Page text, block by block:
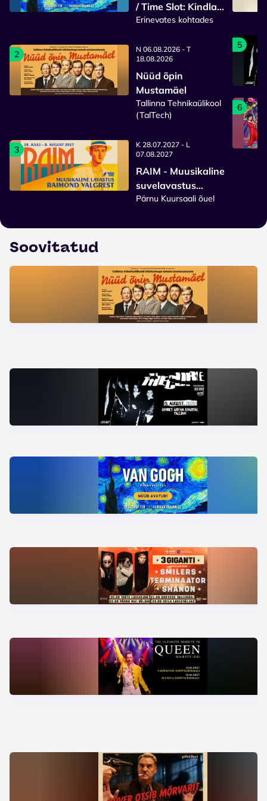
/ Time Slot: Kindla
sisenemisajaga
Erinevates kohtades
2
N 06.08.2026 - T
18.08.2026
Nüüd õpin
Mustamäel
Tallinna Tehnikaülikool
(TalTech)
3
K 28.07.2027 - L
07.08.2027
RAIM - Muusikaline
suvelavastus
Raimond Valgrest
Pärnu Kuursaali õuel
5
6
Soovitatud